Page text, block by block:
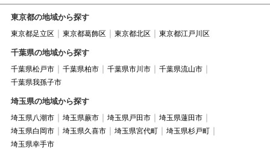
東京都の地域から探す
東京都足立区 東京都葛飾区 東京都北区 東京都江戸川区
千葉県の地域から探す
千葉県松戸市 千葉県柏市 千葉県市川市
千葉県流山市
千葉県我孫子市
埼玉県の地域から探す
埼玉県八潮市 埼玉県蕨市 埼玉県戸田市
埼玉県蓮田市
埼玉県白岡市
埼玉県久喜市 埼玉県宮代町
埼玉県杉戸町
埼玉県幸手市